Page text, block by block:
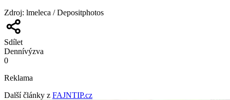
Zdroj: lmeleca / Depositphotos
Sdílet
Dennívýzva
0
Reklama
Další články z FAJNTIP.cz